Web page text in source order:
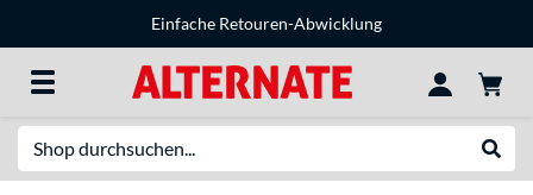
Einfache Retouren-Abwicklung